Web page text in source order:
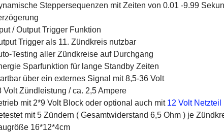
Steppersequenzen mit Zeiten von 0.01 -9.99
/ Output Trigger Funktion
Trigger als 11. Zündkreis nutzbar
Testing aller Zündkreise auf Durchgang
Sparfunktion für lange Standby Zeiten
über ein externes Signal mit 8,5-36 Volt
Volt Zündleistung / ca. 2,5 Ampere
mit 2*9 Volt Block oder optional auch mit 12 Volt Netzteil
mit 5 Zündern ( Gesamtwiderstand 6,5 Ohm ) je
16*12*4cm